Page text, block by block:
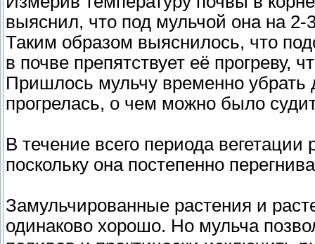
выяснил, что под мульчой она на
Таким образом выяснилось, что
в почве препятствует её прогреву,
Пришлось мульчу временно
прогрелась, о чем можно было
В течение всего периода
поскольку она постепенно
Замульчированные растения и
одинаково хорошо. Но мульча